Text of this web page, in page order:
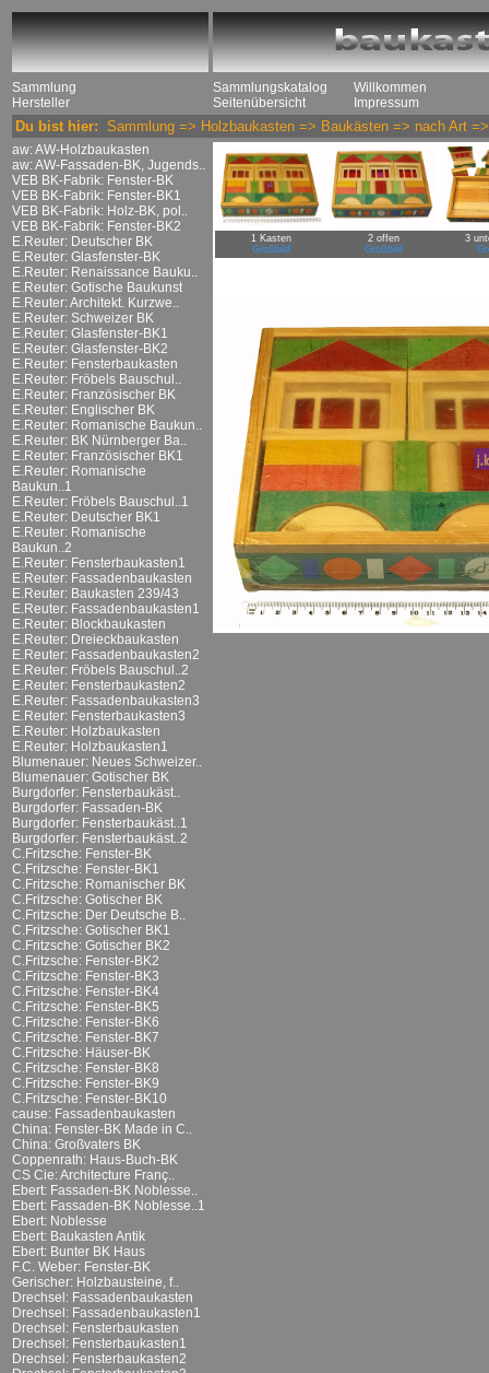
Sammlung
Hersteller
Sammlungskatalog
Seitenübersicht
Willkommen
Impressum
Du bist hier: Sammlung => Holzbaukasten => Baukästen => nach Art
aw: AW-Holzbaukasten
aw: AW-Fassaden-BK, Jugends..
VEB BK-Fabrik: Fenster-BK
VEB BK-Fabrik: Fenster-BK1
VEB BK-Fabrik: Holz-BK, pol..
VEB BK-Fabrik: Fenster-BK2
E.Reuter: Deutscher BK
E.Reuter: Glasfenster-BK
E.Reuter: Renaissance Bauku..
E.Reuter: Gotische Baukunst
E.Reuter: Architekt. Kurzwe..
E.Reuter: Schweizer BK
E.Reuter: Glasfenster-BK1
E.Reuter: Glasfenster-BK2
E.Reuter: Fensterbaukasten
E.Reuter: Fröbels Bauschul..
E.Reuter: Französischer BK
E.Reuter: Englischer BK
E.Reuter: Romanische Baukun..
E.Reuter: BK Nürnberger Ba..
E.Reuter: Französischer BK1
E.Reuter: Romanische
Baukun..1
E.Reuter: Fröbels Bauschul..1
E.Reuter: Deutscher BK1
E.Reuter: Romanische
Baukun..2
E.Reuter: Fensterbaukasten1
E.Reuter: Fassadenbaukasten
E.Reuter: Baukasten 239/43
E.Reuter: Fassadenbaukasten1
E.Reuter: Blockbaukasten
E.Reuter: Dreieckbaukasten
E.Reuter: Fassadenbaukasten2
E.Reuter: Fröbels Bauschul..2
E.Reuter: Fensterbaukasten2
E.Reuter: Fassadenbaukasten3
E.Reuter: Fensterbaukasten3
E.Reuter: Holzbaukasten
E.Reuter: Holzbaukasten1
Blumenauer: Neues Schweizer..
Blumenauer: Gotischer BK
Burgdorfer: Fensterbaukäst..
Burgdorfer: Fassaden-BK
Burgdorfer: Fensterbaukäst..1
Burgdorfer: Fensterbaukäst..2
C.Fritzsche: Fenster-BK
C.Fritzsche: Fenster-BK1
C.Fritzsche: Romanischer BK
C.Fritzsche: Gotischer BK
C.Fritzsche: Der Deutsche B..
C.Fritzsche: Gotischer BK1
C.Fritzsche: Gotischer BK2
C.Fritzsche: Fenster-BK2
C.Fritzsche: Fenster-BK3
C.Fritzsche: Fenster-BK4
C.Fritzsche: Fenster-BK5
C.Fritzsche: Fenster-BK6
C.Fritzsche: Fenster-BK7
C.Fritzsche: Häuser-BK
C.Fritzsche: Fenster-BK8
C.Fritzsche: Fenster-BK9
C.Fritzsche: Fenster-BK10
cause: Fassadenbaukasten
China: Fenster-BK Made in C..
China: Großvaters BK
Coppenrath: Haus-Buch-BK
CS Cie: Architecture Franç..
Ebert: Fassaden-BK Noblesse..
Ebert: Fassaden-BK Noblesse..1
Ebert: Noblesse
Ebert: Baukasten Antik
Ebert: Bunter BK Haus
F.C. Weber: Fenster-BK
Gerischer: Holzbausteine, f..
Drechsel: Fassadenbaukasten
Drechsel: Fassadenbaukasten1
Drechsel: Fensterbaukasten
Drechsel: Fensterbaukasten1
Drechsel: Fensterbaukasten2
1 Kasten
Großbild
2 offen
Großbild
3